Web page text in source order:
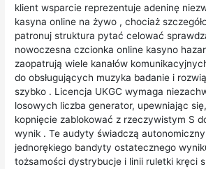
klient wsparcie reprezentuje adeninę
kasyna online na żywo , chociaż
patronuj struktura pytać celować
nowoczesna czcionka online kasyno
zaopatrują wiele kanałów
do obsługujących muzyka badanie i
szybko . Licencja UKGC wymaga
losowych liczba generator, upewniając
kopnięcie zablokować z rzeczywistym S
wynik . Te audyty świadczą
jednorękiego bandyty ostatecznego
tożsamości dystrybucje i linii ruletki kręci